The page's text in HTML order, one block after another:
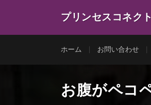
プリンセスコネク
ホーム お問い合わせ
お腹がペコ